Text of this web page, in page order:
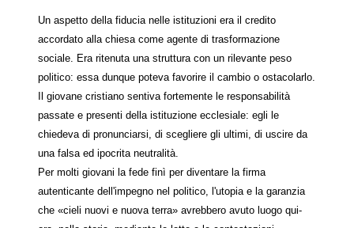
Un aspetto della fiducia nelle istituzioni era il credito
accordato alla chiesa come agente di trasformazione
sociale. Era ritenuta una struttura con un rilevante peso
politico: essa dunque poteva favorire il cambio o ostacolarlo.
Il giovane cristiano sentiva fortemente le responsabilità
passate e presenti della istituzione ecclesiale: egli le
chiedeva di pronunciarsi, di scegliere gli ultimi, di uscire da
una falsa ed ipocrita neutralità.
Per molti giovani la fede finì per diventare la firma
autenticante dell'impegno nel politico, l'utopia e la garanzia
che «cieli nuovi e nuova terra» avrebbero avuto luogo qui-